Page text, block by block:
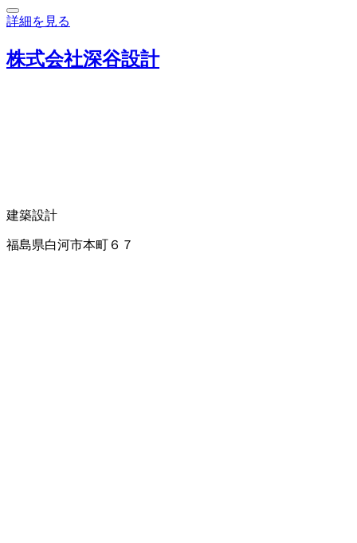
詳細を見る
株式会社深谷設計
建築設計
福島県白河市本町６７